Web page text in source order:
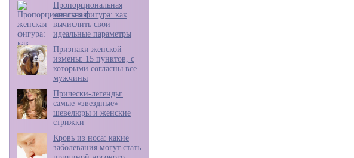
Пропорциональная
женская фигура: как
вычислить свои
идеальные параметры
Признаки женской
измены: 15 пунктов, с
которыми согласны все
мужчины
Прически-легенды:
самые «звездные»
шевелюры и женские
стрижки
Кровь из носа: какие
заболевания могут стать